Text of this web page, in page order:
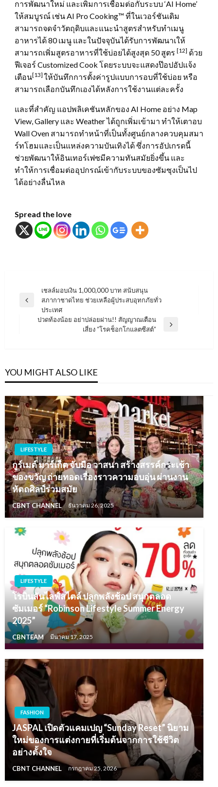
การพัฒนาใหม่ และเพิ่มการเชื่อมต่อกับระบบ ‘AI Home’
ให้สมบูรณ์ เช่น AI Pro Cooking™ ที่ในเวอร์ชันเดิม
สามารถจดจำวัตถุดิบและแนะนำสูตรสำหรับทำเมนู
อาหารได้ 80 เมนู และในปัจจุบันได้รับการพัฒนาเให้
สามารถเพิ่มสูตรอาหารที่ใช้บ่อยได้สูงสุด 50 สูตร [12] ด้วย
ฟีเจอร์ Customized Cook โดยระบบจะแสดงป๊อปอัปแจ้ง
เตือน[13] ให้บันทึกการตั้งค่ารูปแบบการอบที่ใช้บ่อย หรือ
สามารถเลือกบันทึกเองได้หลังการใช้งานแต่ละครั้ง
และที่สำคัญ แอปพลิเคชันหลักของ AI Home อย่าง Map
View, Gallery และ Weather ได้ถูกเพิ่มเข้ามา ทำให้เตาอบ
Wall Oven สามารถทำหน้าที่เป็นทั้งศูนย์กลางควบคุมสมา
ร์ทโฮมและเป็นแหล่งความบันเทิงได้ ซึ่งการอัปเกรดนี้
ช่วยพัฒนาให้อินเทอร์เฟซมีความทันสมัยยิ่งขึ้น และ
ทำให้การเชื่อมต่ออุปกรณ์เข้ากับระบบของซัมซุงเป็นไป
ได้อย่างลื่นไหล
Spread the love
แนะแนว
เรื่อง
Previous
เชลล์มอบเงิน 1,000,000 บาท สนับสนุน
สภากาชาดไทย ช่วยเหลือผู้ประสบอุทกภัยทั่ว
ประเทศ
ปวดท้องน้อย อย่าปล่อยผ่าน!! สัญญาณเตือน
เสี่ยง “โรคช็อกโกแลตซีสต์”
YOU MIGHT ALSO LIKE
LIFESTYLE
กูร์เมต์ มาร์เก็ต จับมือ วาสนา สร้างสรรค์กระเช้า
ของขวัญ ถ่ายทอดเรื่องราวความอบอุ่น ผ่านงาน
หัตถศิลป์ร่วมสมัย
CBNT CHANNEL ธันวาคม 26, 2025
LIFESTYLE
โรบินสันไลฟ์สไตล์ ปลุกพลังช้อป สนุกตลอด
ซัมเมอร์ “Robinson Lifestyle Summer Energy
2025”
CBNTEAM มีนาคม 17, 2025
FASHION
JASPAL เปิดตัวแคมเปญ “Sunday Reset” นิยาม
ใหม่ของการแต่งกายที่เริ่มต้นจากการใช้ชีวิต
อย่างตั้งใจ
CBNT CHANNEL กรกฎาคม 25, 2026